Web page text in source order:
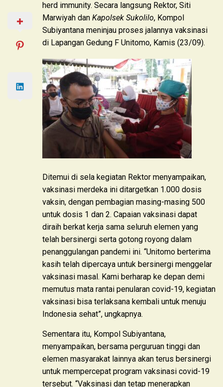
herd immunity. Secara langsung Rektor, Siti
Marwiyah dan Kapolsek Sukolilo, Kompol
Subiyantana meninjau proses jalannya vaksinasi
di Lapangan Gedung F Unitomo, Kamis (23/09).
Ditemui di sela kegiatan Rektor menyampaikan,
vaksinasi merdeka ini ditargetkan 1.000 dosis
vaksin, dengan pembagian masing-masing 500
untuk dosis 1 dan 2. Capaian vaksinasi dapat
diraih berkat kerja sama seluruh elemen yang
telah bersinergi serta gotong royong dalam
penanggulangan pandemi ini. “Unitomo berterima
kasih telah dipercaya untuk bersinergi menggelar
vaksinasi masal. Kami berharap ke depan demi
memutus mata rantai penularan covid-19, kegiatan
vaksinasi bisa terlaksana kembali untuk menuju
Indonesia sehat”, ungkapnya.
Sementara itu, Kompol Subiyantana,
menyampaikan, bersama perguruan tinggi dan
elemen masyarakat lainnya akan terus bersinergi
untuk mempercepat program vaksinasi covid-19
tersebut. “Vaksinasi dan tetap menerapkan